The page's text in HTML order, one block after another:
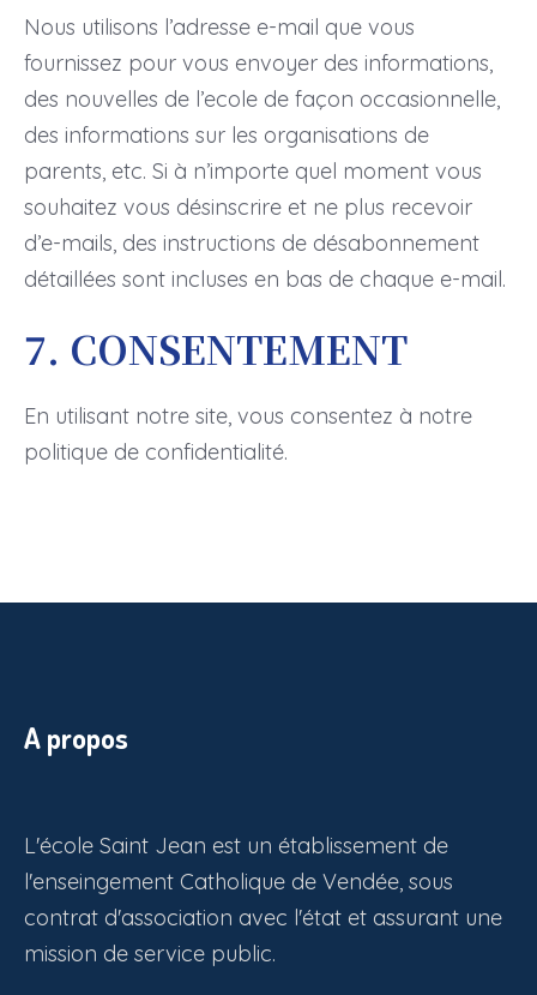
Nous utilisons l’adresse e-mail que vous
fournissez pour vous envoyer des informations,
des nouvelles de l’ecole de façon occasionnelle,
des informations sur les organisations de
parents, etc. Si à n’importe quel moment vous
souhaitez vous désinscrire et ne plus recevoir
d’e-mails, des instructions de désabonnement
détaillées sont incluses en bas de chaque e-mail.
7. CONSENTEMENT
En utilisant notre site, vous consentez à notre
politique de confidentialité.
A propos
L'école Saint Jean est un établissement de
l'enseingement Catholique de Vendée, sous
contrat d'association avec l'état et assurant une
mission de service public.